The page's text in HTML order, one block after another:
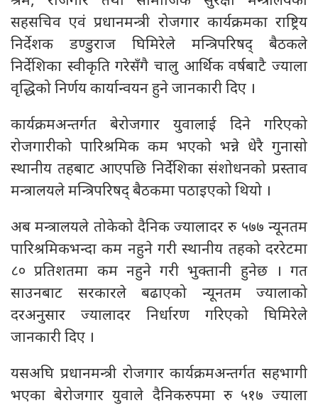
सहसचिव एवं प्रधानमन्त्री रोजगार कार्यक्रमका राष्ट्रिय
निर्देशक डण्डुराज घिमिरेले मन्त्रिपरिषद् बैठकले
निर्देशिका स्वीकृति गरेसँगै चालु आर्थिक वर्षबाटै ज्याला
वृद्धिको निर्णय कार्यान्वयन हुने जानकारी दिए ।
कार्यक्रमअन्तर्गत बेरोजगार युवालाई दिने गरिएको
रोजगारीको पारिश्रमिक कम भएको भन्ने धेरै गुनासो
स्थानीय तहबाट आएपछि निर्देशिका संशोधनको प्रस्ताव
मन्त्रालयले मन्त्रिपरिषद् बैठकमा पठाइएको थियो ।
अब मन्त्रालयले तोकेको दैनिक ज्यालादर रु ५७७ न्यूनतम
पारिश्रमिकभन्दा कम नहुने गरी स्थानीय तहको दररेटमा
८० प्रतिशतमा कम नहुने गरी भुक्तानी हुनेछ । गत
साउनबाट सरकारले बढाएको न्यूनतम ज्यालाको
दरअनुसार ज्यालादर निर्धारण गरिएको घिमिरेले
जानकारी दिए ।
यसअघि प्रधानमन्त्री रोजगार कार्यक्रमअन्तर्गत सहभागी
भएका बेरोजगार युवाले दैनिकरुपमा रु ५१७ ज्याला